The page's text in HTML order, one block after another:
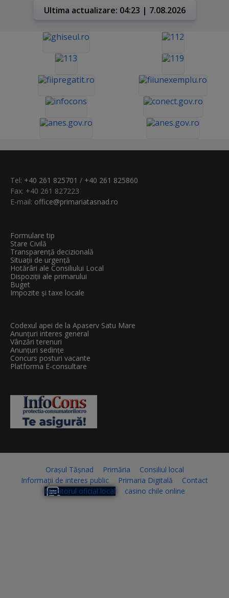
Ultima actualizare: 04:23 | 7.08.2026
Tel: +40 261 825701 / +40 261 825860
Fax: +40 261 827223
E-mail: office@primariatasnad.ro
Formulare tip
Stare Civilă
Transparenţă decizională
Situații de urgență
Hotărâri ale Consiliului Local
Dispoziții ale primarului
Buget
Impozite și taxe locale
Codexul apei de la Apaserv Satu Mare
Anunțuri interes general
Vânzări terenuri
Anunțuri sedințe
Concurs posturi vacante
Platforma E-consultare
Orașul Tășnad Primăria
Consiliul local
Informații de interes public
Primaria Digitală
Contact
Monitorul oficial local
casino chile online